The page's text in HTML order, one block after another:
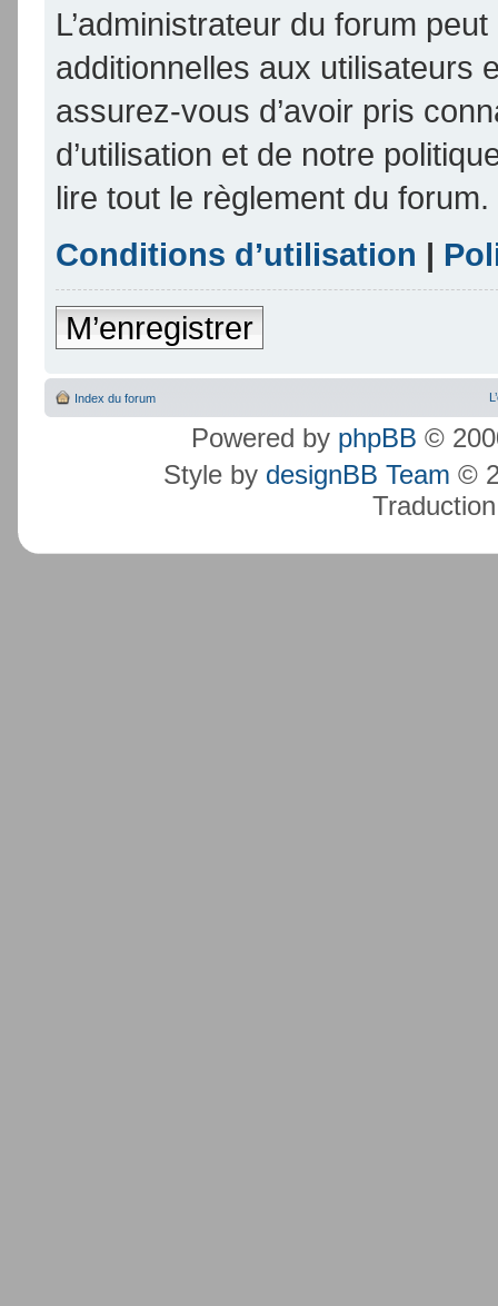
L’administrateur du forum
additionnelles aux utilisateurs
assurez-vous d’avoir pris
d’utilisation et de notre
lire tout le règlement du forum.
Conditions d’utilisation |
M’enregistrer
Index du forum
Powered by phpBB ©
Style by designBB Team ©